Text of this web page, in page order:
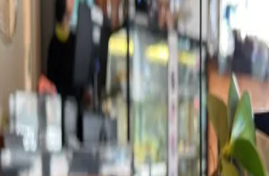
Sobre o Sterna Café
O Sterna Caféé um espaço emSão Paulo, no bairro Jardim
que oferece cafés especiais e faz parte da curadoria do
Selecionado pela nossa equipe, o local foi avaliado por oferecer uma
boa experiência para quem busca onde tomar café especial emSão
Paulo
, seja em uma cafeteria, restaurante ou outro tipo de
estabelecimento.
Aqui no Kafex, conectamos você aos lugares que realmente valem a
pena para explorar o universo dos cafés especiais em
São Paulo
com opções que vão desde espresso até métodos filtrados.